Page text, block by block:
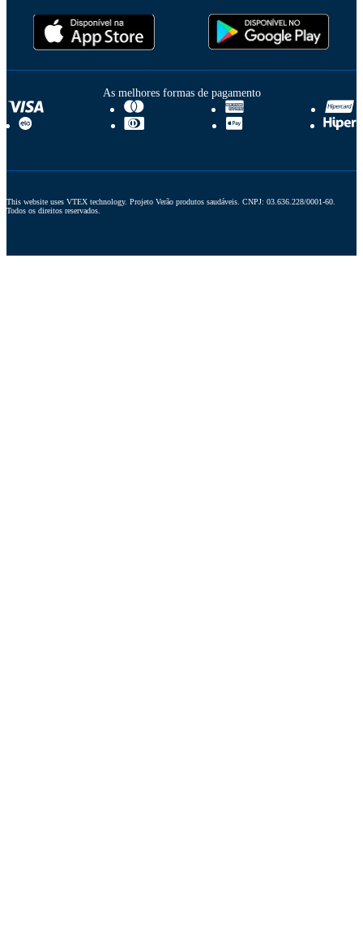
As melhores formas de pagamento
This website uses VTEX technology. Projeto Verão produtos saudáveis. CNPJ: 03.636.228/0001-60.
Todos os direitos reservados.